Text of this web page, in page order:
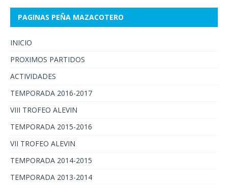
PAGINAS PEÑA MAZACOTERO
INICIO
PROXIMOS PARTIDOS
ACTIVIDADES
TEMPORADA 2016-2017
VIII TROFEO ALEVIN
TEMPORADA 2015-2016
VII TROFEO ALEVIN
TEMPORADA 2014-2015
TEMPORADA 2013-2014